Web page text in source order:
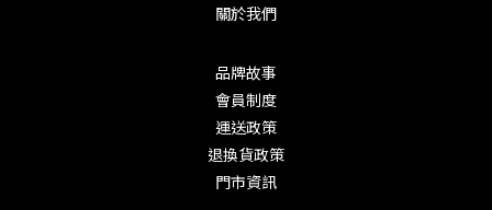
關於我們
品牌故事
會員制度
運送政策
退換貨政策
門市資訊